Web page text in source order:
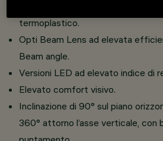
termoplastico.
Opti Beam Lens ad elevata
Beam angle.
Versioni LED ad elevato indice di
Elevato comfort visivo.
Inclinazione di 90° sul piano
360° attorno l’asse verticale, con